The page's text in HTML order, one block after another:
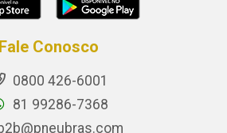
Fale Conosco
0800 426-6001
81 99286-7368